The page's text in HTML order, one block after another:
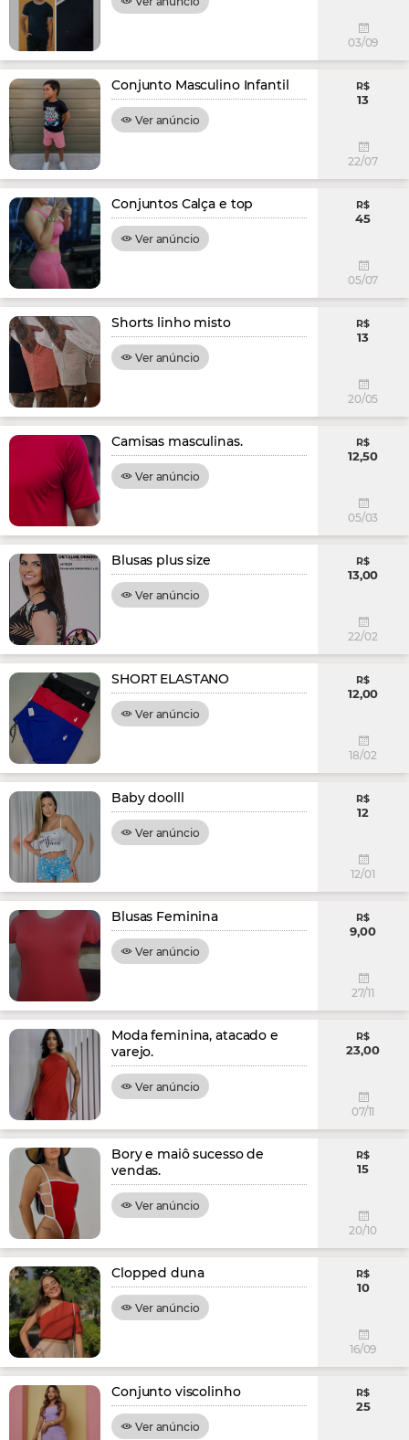
03/09
Conjunto Masculino Infantil
Ver anúncio
R$
13
22/07
Conjuntos Calça e top
Ver anúncio
R$
45
05/07
Shorts linho misto
Ver anúncio
R$
13
20/05
Camisas masculinas.
Ver anúncio
R$
12,50
05/03
Blusas plus size
Ver anúncio
R$
13,00
22/02
SHORT ELASTANO
Ver anúncio
R$
12,00
18/02
Baby doolll
Ver anúncio
R$
12
12/01
Blusas Feminina
Ver anúncio
R$
9,00
27/11
Moda feminina, atacado e
varejo.
Ver anúncio
R$
23,00
07/11
Bory e maiô sucesso de
vendas.
Ver anúncio
R$
15
20/10
Clopped duna
Ver anúncio
R$
10
16/09
Conjunto viscolinho
Ver anúncio
R$
25